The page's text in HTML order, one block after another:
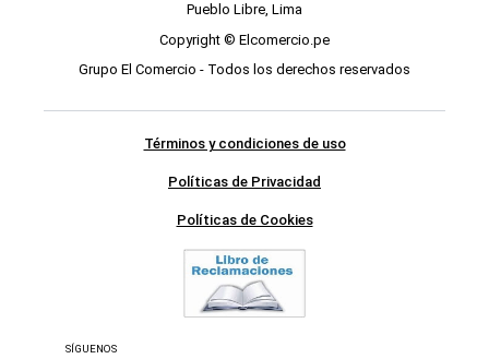
Pueblo Libre, Lima
Copyright © Elcomercio.pe
Grupo El Comercio - Todos los derechos reservados
Términos y condiciones de uso
Políticas de Privacidad
Políticas de Cookies
SÍGUENOS